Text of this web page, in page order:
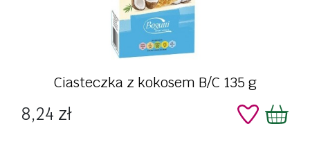
Ciasteczka z kokosem B/C 135 g
Cena
8,24 zł